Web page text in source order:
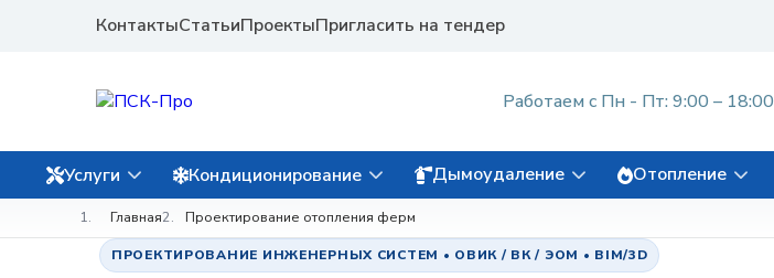
КонтактыСтатьиПроектыПригласить на тендер
Работаем с Пн - Пт: 9:00 – 18:00
Услуги Кондиционирование Дымоудаление Отопление
Главная Проектирование отопления ферм
ПРОЕКТИРОВАНИЕ ИНЖЕНЕРНЫХ СИСТЕМ • ОВИК / ВК / ЭОМ • BIM/3D